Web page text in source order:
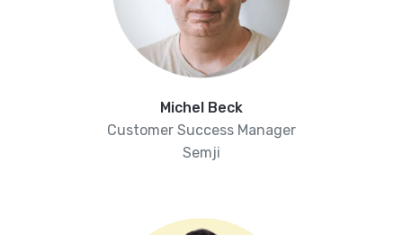
Michel Beck
Customer Success Manager
Semji